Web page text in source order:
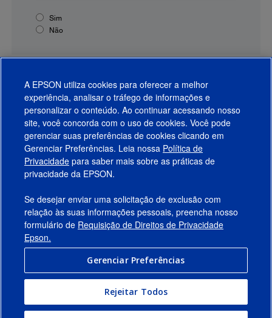
Sim
Não
Produtos
Suporte
Links Sugeridos
Empresa
Conecte-se com a Epson
A EPSON utiliza cookies para oferecer a melhor
experiência, analisar o tráfego de informações e
personalizar o conteúdo. Ao continuar acessando nosso
site, você concorda com o uso de cookies. Você pode
gerenciar suas preferências de cookies clicando em
Gerenciar Preferências. Leia nossa Política de
Privacidade para saber mais sobre as práticas de
privacidade da EPSON.
Se desejar enviar uma solicitação de exclusão com
relação às suas informações pessoais, preencha nosso
formulário de Requisição de Direitos de Privacidade
Epson.
Gerenciar Preferências
Rejeitar Todos